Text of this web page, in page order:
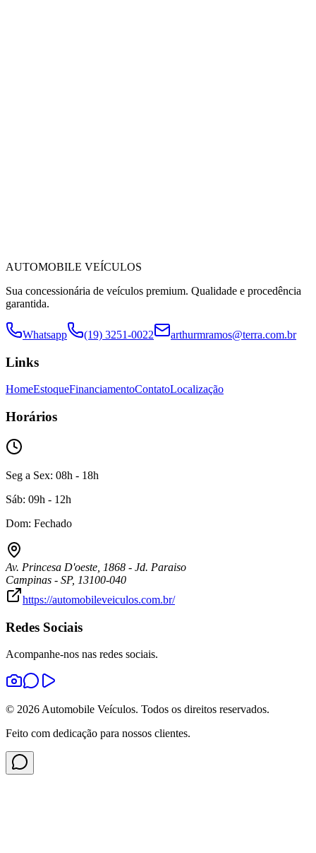
AUTOMOBILE VEÍCULOS
Sua concessionária de veículos premium. Qualidade e procedência
garantida.
Whatsapp (19) 3251-0022 arthurmramos@terra.com.br
Links
HomeEstoqueFinanciamentoContatoLocalização
Horários
Seg a Sex: 08h - 18h
Sáb: 09h - 12h
Dom: Fechado
Av. Princesa D'oeste 1868 - Jd. Paraiso
Campinas - SP, 13100-040
https://automobileveiculos.com.br/
Redes Sociais
Acompanhe-nos nas redes sociais.
© 2026 Automobile Veículos. Todos os direitos reservados.
Feito com dedicação para nossos clientes.